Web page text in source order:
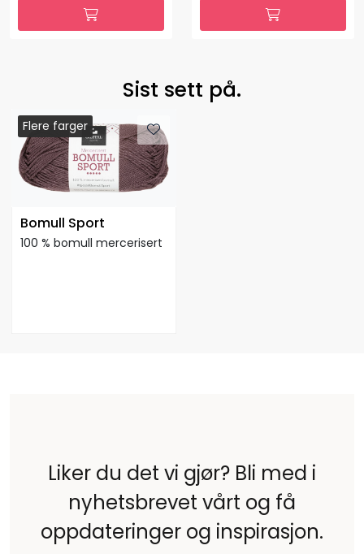
Sist sett på.
Flere farger
Flere farger
Bomull Sport
100 % bomull mercerisert
Liker du det vi gjør? Bli med i
nyhetsbrevet vårt og få
oppdateringer og inspirasjon.